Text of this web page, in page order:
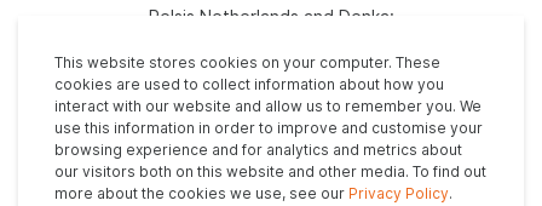
Pelsis Netherlands and Denka:
3771 NC Barneveld
Tel: +31 (0)342 455 455
This website stores cookies on your computer. These
cookies are used to collect information about how you
interact with our website and allow us to remember you. We
use this information in order to improve and customise your
browsing experience and for analytics and metrics about
our visitors both on this website and other media. To find out
more about the cookies we use, see our Privacy Policy.